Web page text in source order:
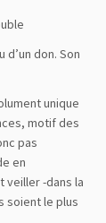
don. Son
unique
motif des
pas
en
veiller -dans la
soient le plus